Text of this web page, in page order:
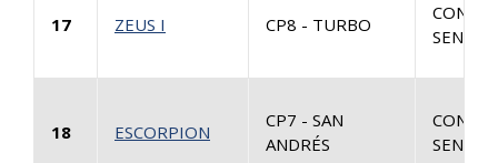
17 ZEUS I CP8 - TURBO
18 ESCORPION
CP7 - SAN
ANDRÉS